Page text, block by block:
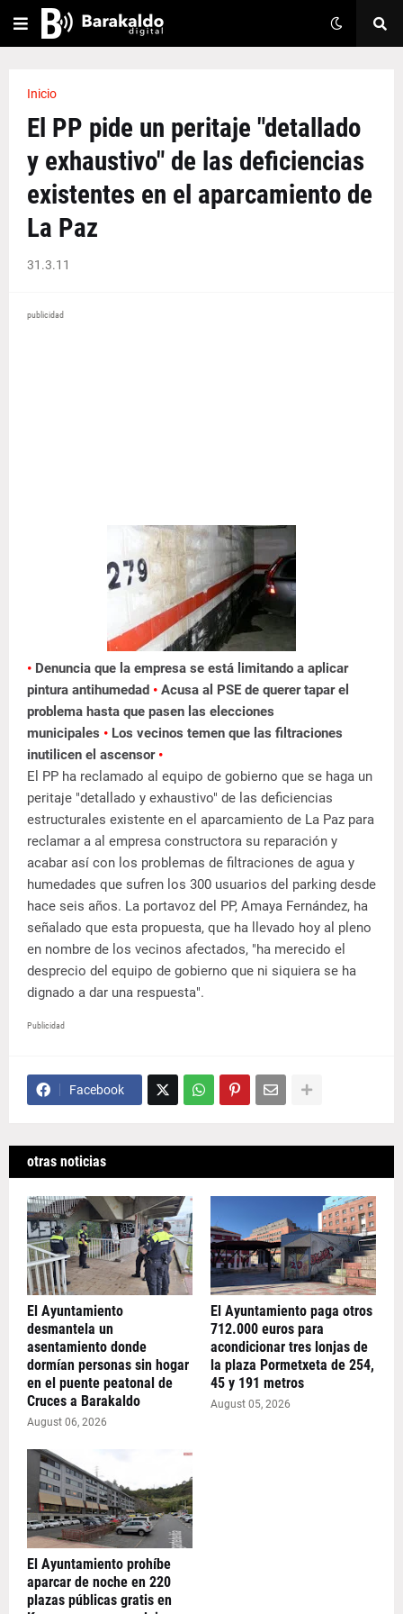
Inicio
El PP pide un peritaje "detallado
y exhaustivo" de las deficiencias
existentes en el aparcamiento de
La Paz
31.3.11
publicidad
• Denuncia que la empresa se está limitando a aplicar
pintura antihumedad • Acusa al PSE de querer tapar el
problema hasta que pasen las elecciones
municipales • Los vecinos temen que las filtraciones
inutilicen el ascensor •
El PP ha reclamado al equipo de gobierno que se haga un
peritaje "detallado y exhaustivo" de las deficiencias
estructurales existente en el aparcamiento de La Paz para
reclamar a al empresa constructora su reparación y
acabar así con los problemas de filtraciones de agua y
humedades que sufren los 300 usuarios del parking desde
hace seis años. La portavoz del PP, Amaya Fernández, ha
señalado que esta propuesta, que ha llevado hoy al pleno
en nombre de los vecinos afectados, "ha merecido el
desprecio del equipo de gobierno que ni siquiera se ha
dignado a dar una respuesta".
Publicidad
Facebook
otras noticias
El Ayuntamiento
desmantela un
asentamiento donde
dormían personas sin hogar
en el puente peatonal de
Cruces a Barakaldo
August 06, 2026
El Ayuntamiento paga otros
712.000 euros para
acondicionar tres lonjas de
la plaza Pormetxeta de 254,
45 y 191 metros
August 05, 2026
El Ayuntamiento prohíbe
aparcar de noche en 220
plazas públicas gratis en